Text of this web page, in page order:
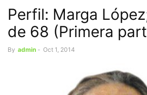
Perfil: Marga
de 68 (Primera
By admin - Oct 1, 2014